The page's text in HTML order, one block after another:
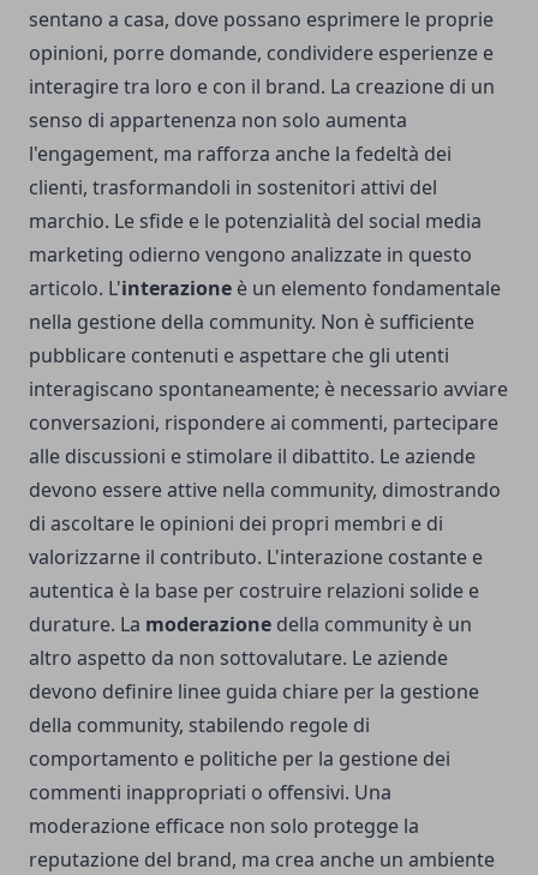
sentano a casa, dove possano esprimere le proprie
opinioni, porre domande, condividere esperienze e
interagire tra loro e con il brand. La creazione di un
senso di appartenenza non solo aumenta
l'engagement, ma rafforza anche la fedeltà dei
clienti, trasformandoli in sostenitori attivi del
marchio. Le sfide e le potenzialità del social media
marketing odierno vengono analizzate in questo
articolo. L'interazione è un elemento fondamentale
nella gestione della community. Non è sufficiente
pubblicare contenuti e aspettare che gli utenti
interagiscano spontaneamente; è necessario avviare
conversazioni, rispondere ai commenti, partecipare
alle discussioni e stimolare il dibattito. Le aziende
devono essere attive nella community, dimostrando
di ascoltare le opinioni dei propri membri e di
valorizzarne il contributo. L'interazione costante e
autentica è la base per costruire relazioni solide e
durature. La moderazione della community è un
altro aspetto da non sottovalutare. Le aziende
devono definire linee guida chiare per la gestione
della community, stabilendo regole di
comportamento e politiche per la gestione dei
commenti inappropriati o offensivi. Una
moderazione efficace non solo protegge la
reputazione del brand, ma crea anche un ambiente